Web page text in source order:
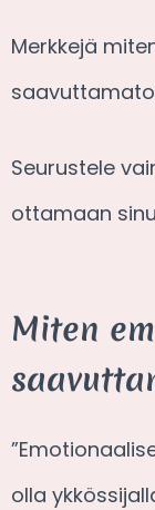
Merkkejä
Seurustele
ottamaan
Miten
olla